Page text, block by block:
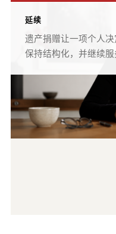
延续
遗产捐赠让一项个人决
保持结构化，并继续服